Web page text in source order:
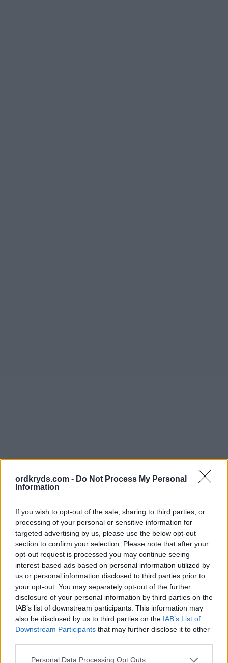
ordkryds.com - Do Not Process My Personal
Information
If you wish to opt-out of the sale, sharing to third parties, or
processing of your personal or sensitive information for
targeted advertising by us, please use the below opt-out
section to confirm your selection. Please note that after your
opt-out request is processed you may continue seeing
interest-based ads based on personal information utilized by
us or personal information disclosed to third parties prior to
your opt-out. You may separately opt-out of the further
disclosure of your personal information by third parties on the
IAB’s list of downstream participants. This information may
also be disclosed by us to third parties on the IAB’s List of
Downstream Participants that may further disclose it to other
Personal Data Processing Opt Outs